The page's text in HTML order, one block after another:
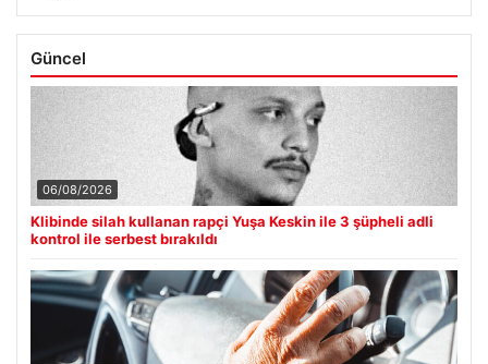
Güncel
06/08/2026
Klibinde silah kullanan rapçi Yuşa Keskin ile 3 şüpheli adli
kontrol ile serbest bırakıldı